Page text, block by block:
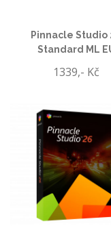
Pinnacle Studio
Standard ML
1339,- Kč